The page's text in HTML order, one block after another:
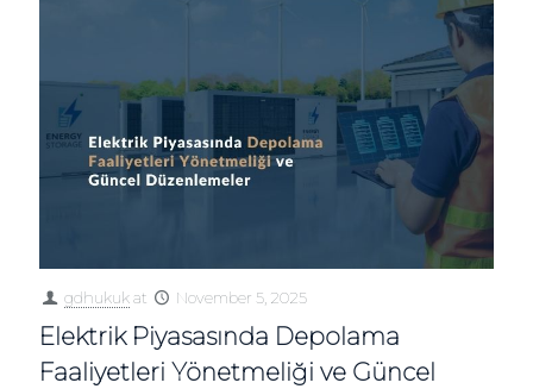
gdhukukat November 5, 2025
Elektrik Piyasasında Depolama
Faaliyetleri Yönetmeliği ve Güncel